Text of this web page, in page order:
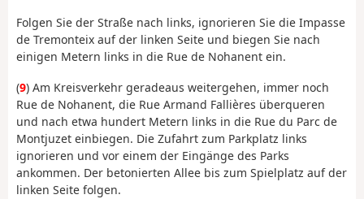
Folgen Sie der Straße nach links, ignorieren Sie die Impasse
de Tremonteix auf der linken Seite und biegen Sie nach
einigen Metern links in die Rue de Nohanent ein.
(9) Am Kreisverkehr geradeaus weitergehen, immer noch
Rue de Nohanent, die Rue Armand Fallières überqueren
und nach etwa hundert Metern links in die Rue du Parc de
Montjuzet einbiegen. Die Zufahrt zum Parkplatz links
ignorieren und vor einem der Eingänge des Parks
ankommen. Der betonierten Allee bis zum Spielplatz auf der
linken Seite folgen.